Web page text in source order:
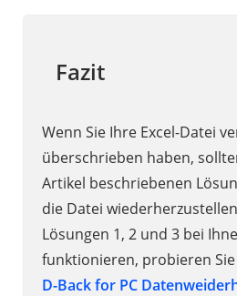
Fazit
Wenn Sie Ihre Excel-Datei
überschrieben haben,
Artikel beschriebenen
die Datei
Lösungen 1, 2 und 3 bei
funktionieren, probieren
D-Back for PC